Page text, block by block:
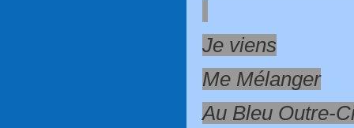
Je viens
Me Mélanger
Au Bleu Outre-